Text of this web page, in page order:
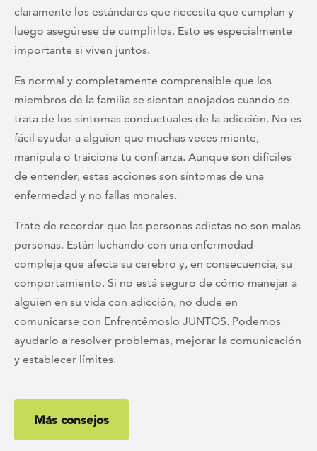
claramente los estándares que necesita que cumplan y
luego asegúrese de cumplirlos. Esto es especialmente
importante si viven juntos.
Es normal y completamente comprensible que los
miembros de la familia se sientan enojados cuando se
trata de los síntomas conductuales de la adicción. No es
fácil ayudar a alguien que muchas veces miente,
manipula o traiciona tu confianza. Aunque son difíciles
de entender, estas acciones son síntomas de una
enfermedad y no fallas morales.
Trate de recordar que las personas adictas no son malas
personas. Están luchando con una enfermedad
compleja que afecta su cerebro y, en consecuencia, su
comportamiento. Si no está seguro de cómo manejar a
alguien en su vida con adicción, no dude en
comunicarse con Enfrentémoslo JUNTOS. Podemos
ayudarlo a resolver problemas, mejorar la comunicación
y establecer límites.
Más consejos